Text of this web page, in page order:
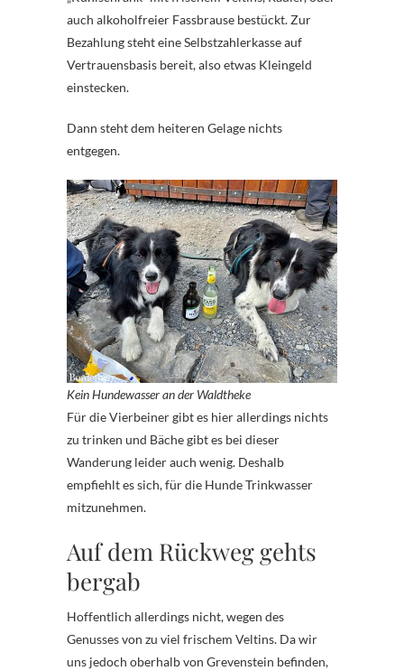
auch alkoholfreier Fassbrause bestückt. Zur
Bezahlung steht eine Selbstzahlerkasse auf
Vertrauensbasis bereit, also etwas Kleingeld
einstecken.
Dann steht dem heiteren Gelage nichts
entgegen.
Kein Hundewasser an der Waldtheke
Für die Vierbeiner gibt es hier allerdings nichts
zu trinken und Bäche gibt es bei dieser
Wanderung leider auch wenig. Deshalb
empfiehlt es sich, für die Hunde Trinkwasser
mitzunehmen.
Auf dem Rückweg gehts
bergab
Hoffentlich allerdings nicht, wegen des
Genusses von zu viel frischem Veltins. Da wir
uns jedoch oberhalb von Grevenstein befinden,